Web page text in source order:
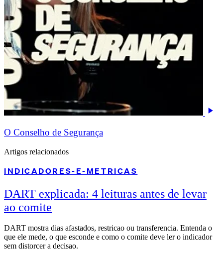
O Conselho de Segurança
Artigos relacionados
INDICADORES-E-METRICAS
DART explicada: 4 leituras antes de levar
ao comite
DART mostra dias afastados, restricao ou transferencia. Entenda o
que ele mede, o que esconde e como o comite deve ler o indicador
sem distorcer a decisao.